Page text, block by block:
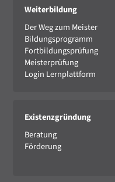
Weiterbildung
Der Weg zum Meister
Bildungsprogramm
Fortbildungsprüfung
Meisterprüfung
Login Lernplattform
Existenzgründung
Beratung
Förderung